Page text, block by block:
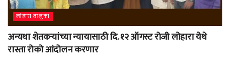
लोहारा तालुका
अन्यथा शेतकऱ्यांच्या न्यायासाठी दि. १२ ऑगस्ट रोजी लोहारा येथे
रास्ता रोको आंदोलन करणार